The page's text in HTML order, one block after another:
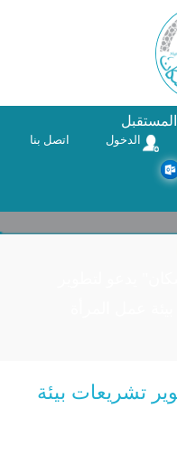
الدخول
اتصل بنا
يدعو لتطوير
عمل المرأة
تشريعات بيئة